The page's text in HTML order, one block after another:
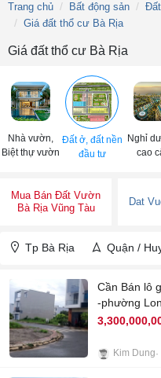
Trang chủ Bất động sản
Giá đất thổ cư Bà Rịa
Giá đất thổ cư Bà Rịa
Nhà vườn,
Biệt thự vườn
Đất ở, đất nền
đầu tư
Nghỉ
cao
Mua Bán Đất Vườn
Bà Rịa Vũng Tàu
Dat
Tp Bà Rịa Quận /
Cần Bán lô
-phường
Kim Dung